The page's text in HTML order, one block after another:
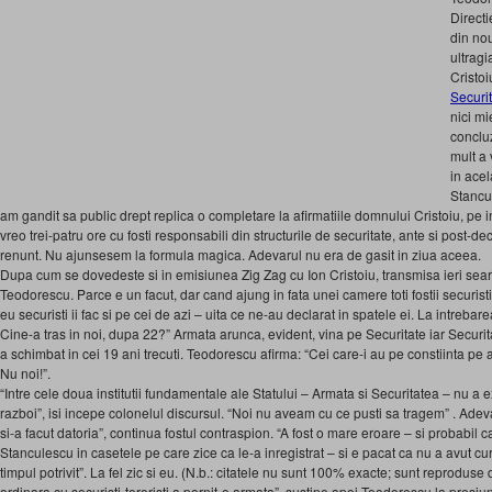
din
nici
mult a
in
am gandit sa public drept replica o completare la afirmatiile domnului Cristoiu, pe
vreo trei-patru ore cu fosti responsabili din structurile de securitate, ante si post-
renunt. Nu ajunsesem la formula magica. Adevarul nu era de gasit in ziua aceea.
Dupa cum se dovedeste si in emisiunea Zig Zag cu Ion Cristoiu, transmisa ieri
Teodorescu. Parce e un facut, dar cand ajung in fata unei camere toti fostii
eu securisti ii fac si pe cei de azi – uita ce ne-au declarat in spatele ei. La
Cine-a tras in noi, dupa 22?” Armata arunca, evident, vina pe Securitate iar
a schimbat in cei 19 ani trecuti. Teodorescu afirma: “Cei care-i au pe constiinta
Nu noi!”.
“Intre cele doua institutii fundamentale ale Statului – Armata si Securitatea – nu a
razboi”, isi incepe colonelul discursul. “Noi nu aveam cu ce pusti sa tragem” .
si-a facut datoria”, continua fostul contraspion. “A fost o mare eroare – si probabil
Stanculescu in casetele pe care zice ca le-a inregistrat – si e pacat ca nu a avut
timpul potrivit”. La fel zic si eu. (N.b.: citatele nu sunt 100% exacte; sunt reproduse